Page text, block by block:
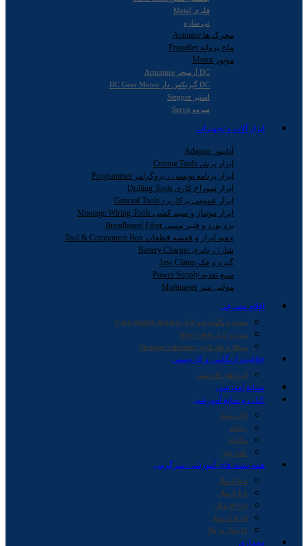
فلزی Metal
نی سازه
محرک ها Actuator
ملخ پروانه Propeller
موتور Motor
DC آرمیچر Armature
DC گیربکس دار DC Gear Motor
استپر Stepper
سروو Servo
ابزار آلات و تجهیزات
آداپتور Adaptor
ابزار برش Cutting Tools
ابزار برنامه نویسی ، پروگرامر Programmer
ابزار سوراخ کاری Drilling Tools
ابزار عمومی پرکاربرد General Tools
ابزار مونتاژ و سیم کشی Montage Wiring Tools
برد بورد و فیبر مسی Breadboard Fiber
جعبه ابزار و قفسه قطعات Tool & Component Box
شارژر باتری Battery Charger
گیره و فک Jaw Clamp
منبع تغذیه Power Supply
مولتی متر Multimeter
اقلام مصرفی
بست و نگهدارنده کابل Cable Holder Bracket
سیم و کابل Wire Cable
مونتاژ و قلع کاری Montage Soldering
خلاقیت اریگامی و کاردستی
ابزارهای کاردستی
صنایع آموزشی
کتاب و منابع آموزشی
الکترونیک
رباتیک
مکانیک
علوم پایه
همه بسته های آموزشی-سرگرمی
4 تا 6 سال
6 تا 8 سال
8 تا 10 سال
10 تا 12 سال
12 سال به بالا
معماری